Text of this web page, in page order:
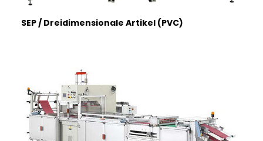
SEP / Dreidimensionale Artikel (PVC)